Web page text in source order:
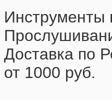
Инструменты
Доставка по
от 1000 руб.